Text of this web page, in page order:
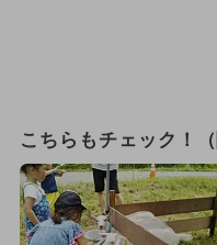
こちらもチェック！（